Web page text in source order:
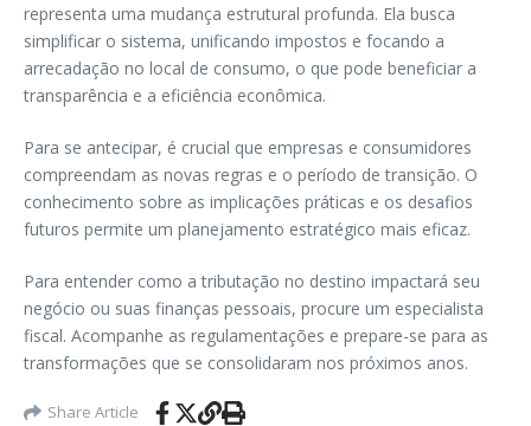
representa uma mudança estrutural profunda. Ela busca
simplificar o sistema, unificando impostos e focando a
arrecadação no local de consumo, o que pode beneficiar a
transparência e a eficiência econômica.
Para se antecipar, é crucial que empresas e consumidores
compreendam as novas regras e o período de transição. O
conhecimento sobre as implicações práticas e os desafios
futuros permite um planejamento estratégico mais eficaz.
Para entender como a tributação no destino impactará seu
negócio ou suas finanças pessoais, procure um especialista
fiscal. Acompanhe as regulamentações e prepare-se para as
transformações que se consolidaram nos próximos anos.
Share Article